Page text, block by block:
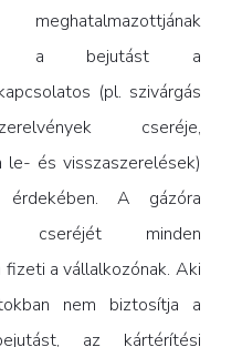
a bejutást a
(pl. szivárgás
cseréje,
le- és visszaszerelések)
érdekében. A gázóra
cseréjét minden
a vállalkozónak. Aki
nem biztosítja a
az kártérítési